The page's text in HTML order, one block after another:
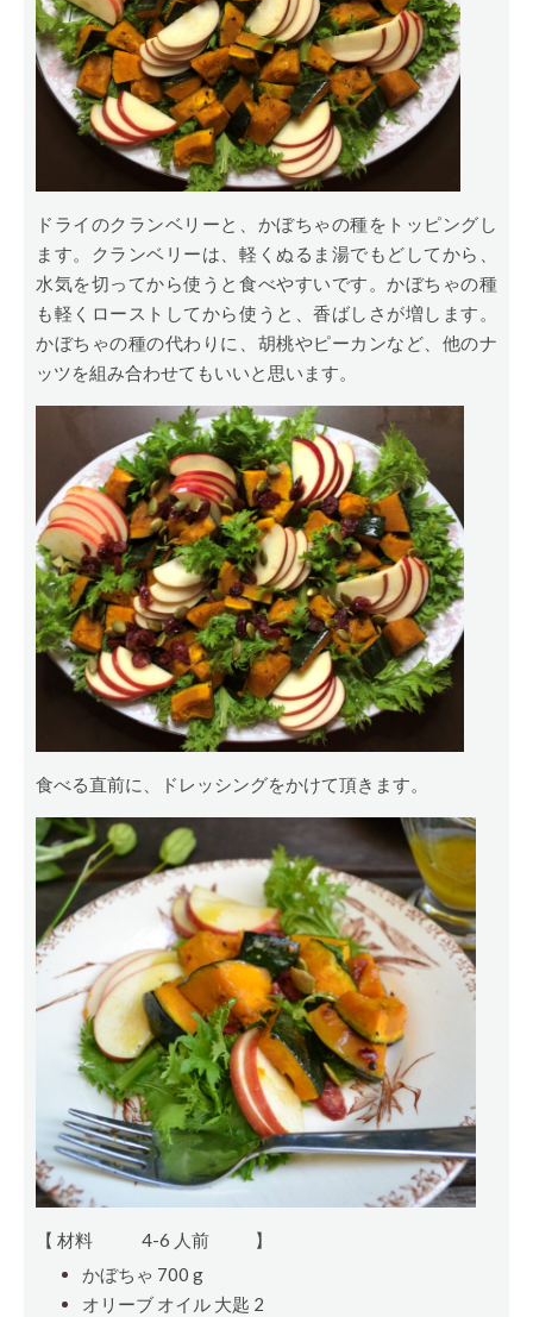
ドライのクランベリーと、かぼちゃの種をトッピングし
ます。クランベリーは、軽くぬるま湯でもどしてから、
水気を切ってから使うと食べやすいです。かぼちゃの種
も軽くローストしてから使うと、香ばしさが増します。
かぼちゃの種の代わりに、胡桃やピーカンなど、他のナ
ッツを組み合わせてもいいと思います。
食べる直前に、ドレッシングをかけて頂きます。
【 材料 4-6 人前
】
かぼちゃ 700 g
オリーブ オイル 大匙 2